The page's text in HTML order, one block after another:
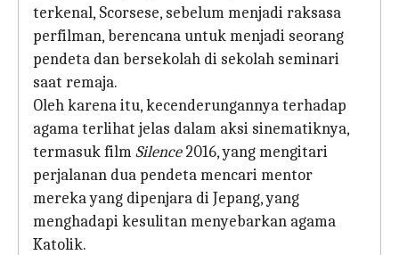
terkenal, Scorsese, sebelum menjadi raksasa
perfilman, berencana untuk menjadi seorang
pendeta dan bersekolah di sekolah seminari
saat remaja.
Oleh karena itu, kecenderungannya terhadap
agama terlihat jelas dalam aksi sinematiknya,
termasuk filmSilence2016, yang mengitari
perjalanan dua pendeta mencari mentor
mereka yang dipenjara di Jepang, yang
menghadapi kesulitan menyebarkan agama
Katolik.